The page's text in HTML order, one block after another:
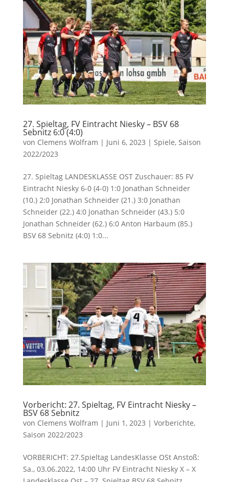
27. Spieltag, FV Eintracht Niesky – BSV 68
Sebnitz 6:0 (4:0)
von Clemens Wolfram | Juni 6, 2023 | Spiele, Saison
2022/2023
27. Spieltag LANDESKLASSE OST Zuschauer: 85 FV
Eintracht Niesky 6-0 (4-0) 1:0 Jonathan Schneider
(10.) 2:0 Jonathan Schneider (21.) 3:0 Jonathan
Schneider (22.) 4:0 Jonathan Schneider (43.) 5:0
Jonathan Schneider (62.) 6:0 Anton Harbaum (85.)
BSV 68 Sebnitz (4:0) 1:0...
Vorbericht: 27. Spieltag, FV Eintracht Niesky –
BSV 68 Sebnitz
von Clemens Wolfram | Juni 1, 2023 | Vorberichte,
Saison 2022/2023
VORBERICHT: 27.Spieltag LandesKlasse OSt Anstoß:
Sa., 03.06.2022, 14:00 Uhr FV Eintracht Niesky X – X